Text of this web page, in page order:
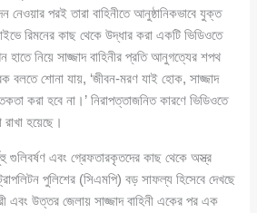
নেওয়ার পরই তারা বাহিনীতে আনুষ্ঠানিকভাবে যুক্ত
রিমনের কাছ থেকে উদ্ধার করা একটি ভিডিওতে
নিয়ে সাজ্জাদ বাহিনীর প্রতি আনুগত্যের শপথ
বলতে শোনা যায়, ‘জীবন-মরণ যাই হোক, সাজ্জাদ
করা হবে না।’ নিরাপত্তাজনিত কারণে ভিডিওতে
হয়েছে।
গুলিবর্ষণ এবং গ্রেফতারকৃতদের কাছ থেকে অস্ত্র
পুলিশের (সিএমপি) বড় সাফল্য হিসেবে দেখছে
এবং উত্তর জেলায় সাজ্জাদ বাহিনী একের পর এক